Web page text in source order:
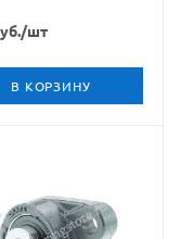
/шт
В КОРЗИНУ